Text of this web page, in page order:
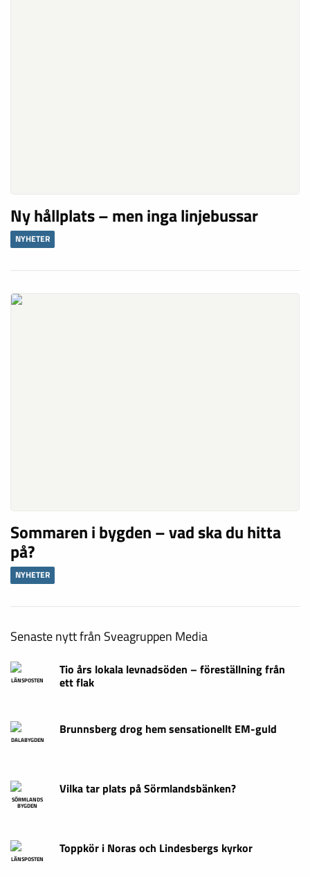
Ny hållplats – men inga linjebussar
NYHETER
Sommaren i bygden – vad ska du hitta
på?
NYHETER
Senaste nytt från Sveagruppen Media
LÄNSPOSTEN
Tio års lokala levnadsöden – föreställning från
ett flak
DALABYGDEN
Brunnsberg drog hem sensationellt EM-guld
SÖRMLANDS
BYGDEN
Vilka tar plats på Sörmlandsbänken?
LÄNSPOSTEN
Toppkör i Noras och Lindesbergs kyrkor